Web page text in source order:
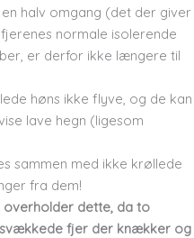
halv omgang (det der giver
normale isolerende
er derfor ikke længere til
høns ikke flyve, og de kan
lave hegn (ligesom
sammen med ikke krøllede
fra dem!
overholder dette, da to
fjer der knækker og